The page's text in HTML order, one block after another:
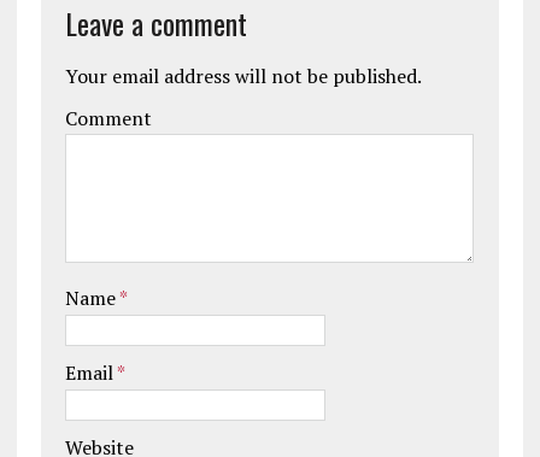
Leave a comment
Your email address will not be published.
Comment
Name*
Email*
Website